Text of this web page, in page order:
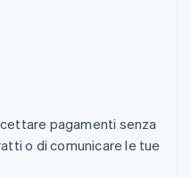
pagamenti senza
o di comunicare le tue